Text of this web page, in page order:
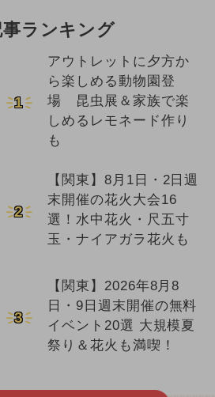
ランキング
1
アウトレットに夕方か
ら楽しめる動物園登
場 昆虫展＆家族で楽
しめるレモネード作り
も
2
【関東】8月1日・2日週
末開催の花火大会16
選！水中花火・尺五寸
玉・ナイアガラ花火も
3
【関東】2026年8月8
日・9日週末開催の無料
イベント20選 大規模夏
祭り＆花火も満喫！